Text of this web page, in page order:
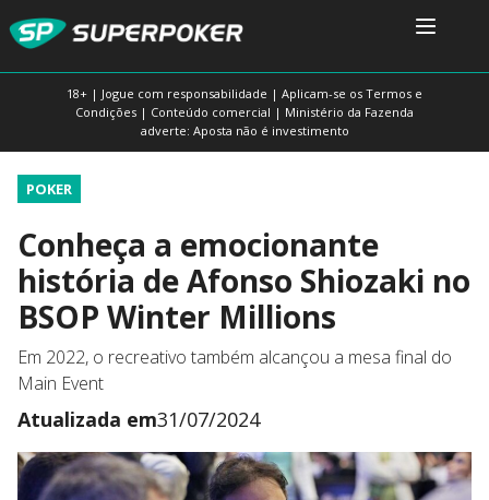
18+ | Jogue com responsabilidade | Aplicam-se os Termos e
Condições | Conteúdo comercial | Ministério da Fazenda
adverte: Aposta não é investimento
POKER
Conheça a emocionante
história de Afonso Shiozaki no
BSOP Winter Millions
Em 2022, o recreativo também alcançou a mesa final do
Main Event
Atualizada em31/07/2024